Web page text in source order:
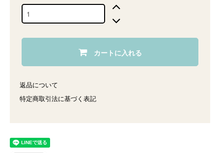
カートに入れる
返品について
特定商取引法に基づく表記